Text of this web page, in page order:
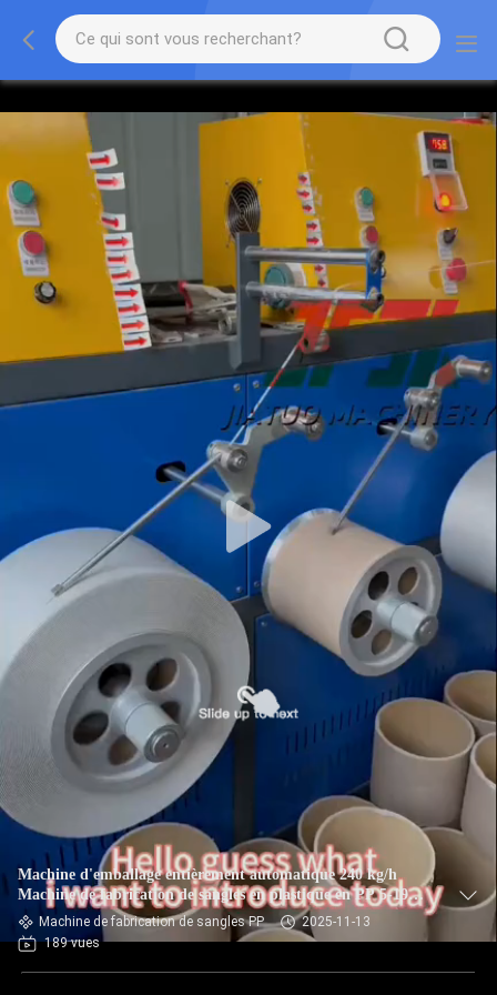
Machine d'emballage entièrement automatique 240 kg/h
Machine de fabrication de sangles en plastique en PP 5-19
mm Largeur personnalisée
Machine de fabrication de sangles PP
2025-11-13
189 vues